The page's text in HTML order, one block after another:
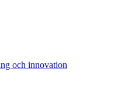
och innovation